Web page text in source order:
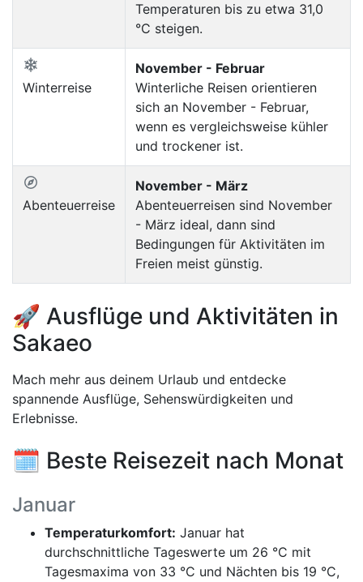
Temperaturen bis zu etwa 31,0
°C steigen.
Winterreise
November - Februar
Winterliche Reisen orientieren
sich an November - Februar,
wenn es vergleichsweise kühler
und trockener ist.
Abenteuerreise
November - März
Abenteuerreisen sind November
- März ideal, dann sind
Bedingungen für Aktivitäten im
Freien meist günstig.
🚀 Ausflüge und Aktivitäten in
Sakaeo
Mach mehr aus deinem Urlaub und entdecke
spannende Ausflüge, Sehenswürdigkeiten und
Erlebnisse.
🗓️ Beste Reisezeit nach Monat
Januar
Temperaturkomfort: Januar hat
durchschnittliche Tageswerte um 26 °C mit
Tagesmaxima von 33 °C und Nächten bis 19 °C,